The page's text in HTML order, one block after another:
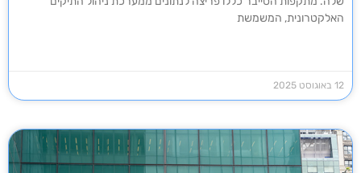
האלקטרונית, המשמשת
12 באוגוסט 2025